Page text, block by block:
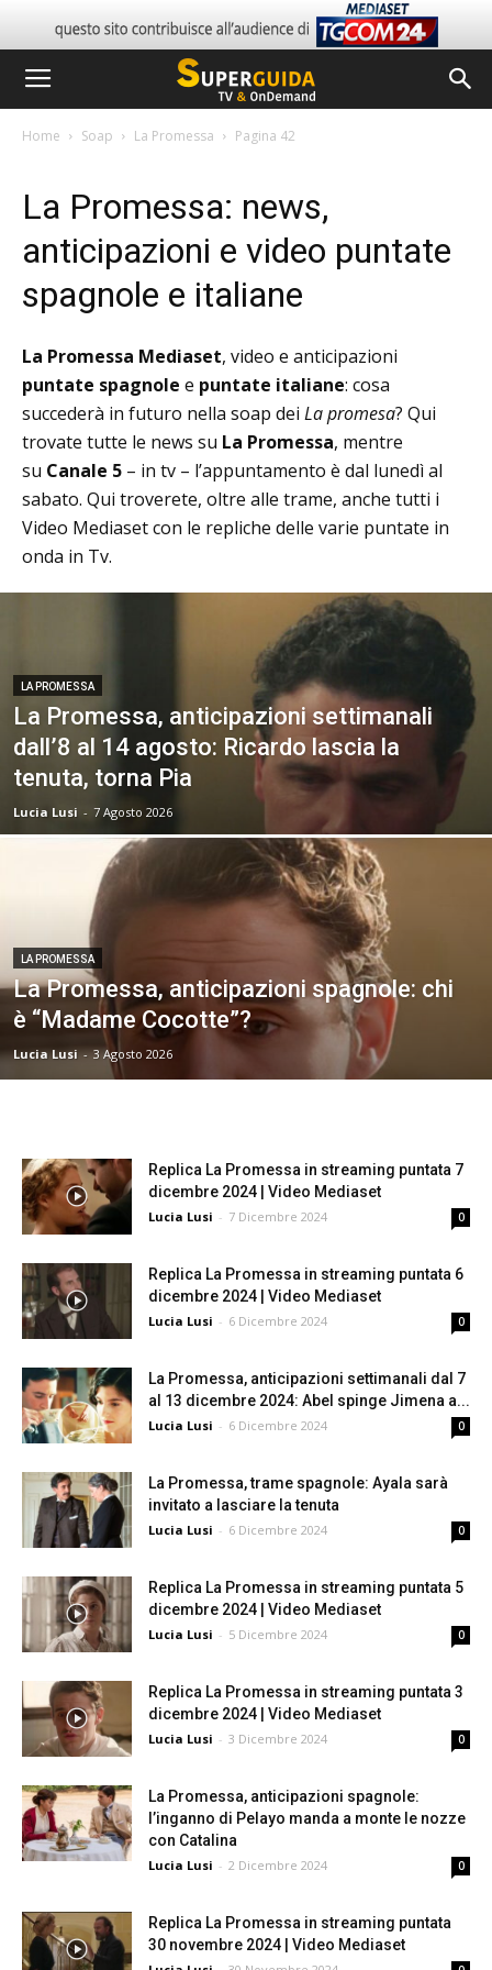
Home Soap La Promessa Pagina 42
La Promessa: news,
anticipazioni e video puntate
spagnole e italiane
La Promessa Mediaset, video e anticipazioni
puntate spagnole e puntate italiane: cosa
succederà in futuro nella soap dei La promesa? Qui
trovate tutte le news su La Promessa, mentre
su Canale 5 – in tv – l’appuntamento è dal lunedì al
sabato. Qui troverete, oltre alle trame, anche tutti i
Video Mediaset con le repliche delle varie puntate in
onda in Tv.
LA PROMESSA
La Promessa, anticipazioni settimanali
dall’8 al 14 agosto: Ricardo lascia la
tenuta, torna Pia
Lucia Lusi - 7 Agosto 2026
LA PROMESSA
La Promessa, anticipazioni spagnole: chi
è “Madame Cocotte”?
Lucia Lusi - 3 Agosto 2026
Replica La Promessa in streaming puntata 7
dicembre 2024 | Video Mediaset
Lucia Lusi - 7 Dicembre 2024 0
Replica La Promessa in streaming puntata 6
dicembre 2024 | Video Mediaset
Lucia Lusi - 6 Dicembre 2024 0
La Promessa, anticipazioni settimanali dal 7
al 13 dicembre 2024: Abel spinge Jimena a...
Lucia Lusi - 6 Dicembre 2024 0
La Promessa, trame spagnole: Ayala sarà
invitato a lasciare la tenuta
Lucia Lusi - 6 Dicembre 2024 0
Replica La Promessa in streaming puntata 5
dicembre 2024 | Video Mediaset
Lucia Lusi - 5 Dicembre 2024 0
Replica La Promessa in streaming puntata 3
dicembre 2024 | Video Mediaset
Lucia Lusi - 3 Dicembre 2024 0
La Promessa, anticipazioni spagnole:
l’inganno di Pelayo manda a monte le nozze
con Catalina
Lucia Lusi - 2 Dicembre 2024 0
Replica La Promessa in streaming puntata
30 novembre 2024 | Video Mediaset